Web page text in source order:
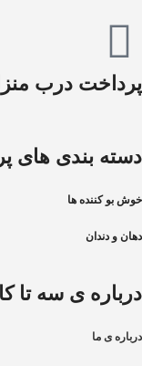
پرداخت درب
دسته بندی های
خوش بو کننده ها
دهان و دندان
درباره ی سه تا
درباره ی ما